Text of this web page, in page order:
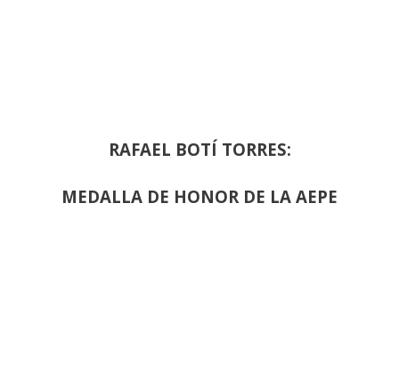
RAFAEL BOTÍ TORRES:
MEDALLA DE HONOR DE LA AEPE